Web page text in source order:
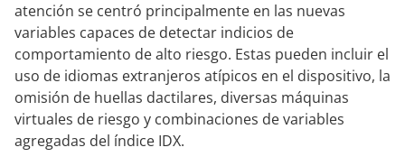
atención se centró principalmente en las nuevas
variables capaces de detectar indicios de
comportamiento de alto riesgo. Estas pueden incluir el
uso de idiomas extranjeros atípicos en el dispositivo, la
omisión de huellas dactilares, diversas máquinas
virtuales de riesgo y combinaciones de variables
agregadas del índice IDX.